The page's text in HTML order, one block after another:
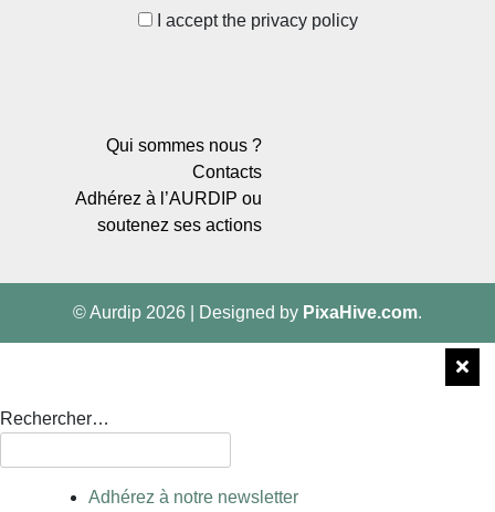
I accept the privacy policy
Qui sommes nous ?
Contacts
Adhérez à l’AURDIP ou
soutenez ses actions
© Aurdip 2026 Designed by PixaHive.com.
Rechercher…
Adhérez à notre newsletter